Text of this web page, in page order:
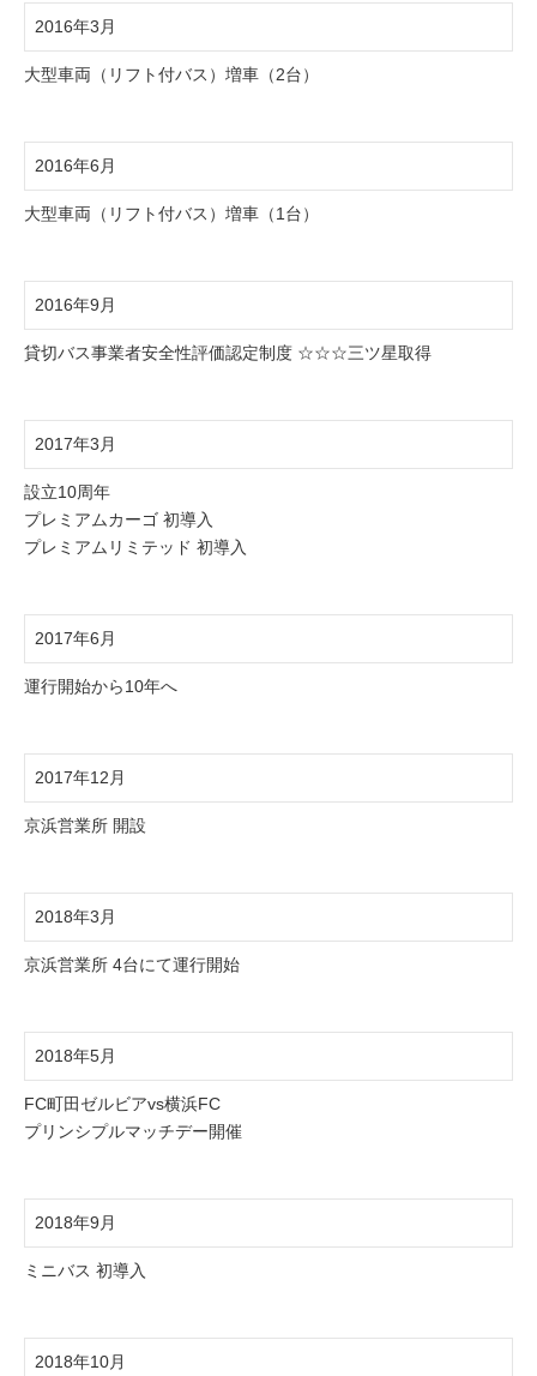
2016年3月
大型車両（リフト付バス）増車（2台）
2016年6月
大型車両（リフト付バス）増車（1台）
2016年9月
貸切バス事業者安全性評価認定制度 ☆☆☆三ツ星取得
2017年3月
設立10周年
プレミアムカーゴ 初導入
プレミアムリミテッド 初導入
2017年6月
運行開始から10年へ
2017年12月
京浜営業所 開設
2018年3月
京浜営業所 4台にて運行開始
2018年5月
FC町田ゼルビアvs横浜FC
プリンシプルマッチデー開催
2018年9月
ミニバス 初導入
2018年10月